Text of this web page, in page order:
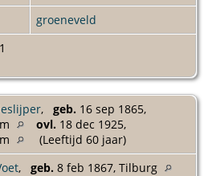
groeneveld
, geb. 16 sep 1865,
ovl. 18 dec 1925,
(Leeftijd 60 jaar)
, geb. 8 feb 1867, Tilburg